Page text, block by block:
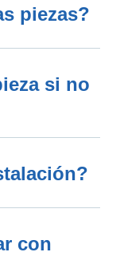
piezas?
si no
con